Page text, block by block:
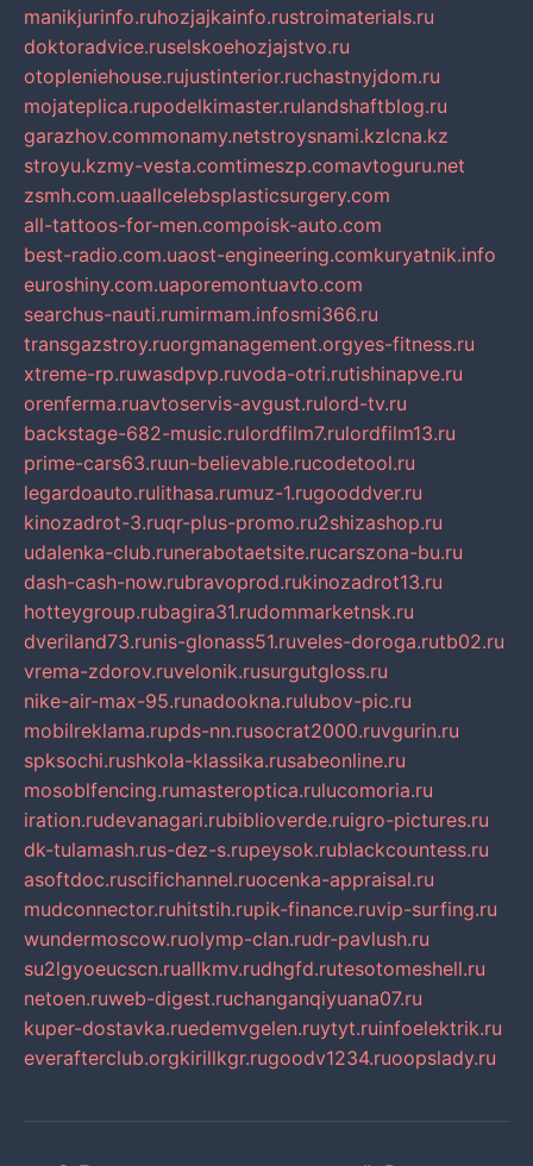
manikjurinfo.ruhozjajkainfo.rustroimaterials.ru
doktoradvice.ruselskoehozjajstvo.ru
otopleniehouse.rujustinterior.ruchastnyjdom.ru
mojateplica.rupodelkimaster.rulandshaftblog.ru
garazhov.commonamy.netstroysnami.kzlcna.kz
stroyu.kzmy-vesta.comtimeszp.comavtoguru.net
zsmh.com.uaallcelebsplasticsurgery.com
all-tattoos-for-men.compoisk-auto.com
best-radio.com.uaost-engineering.comkuryatnik.info
euroshiny.com.uaporemontuavto.com
searchus-nauti.rumirmam.infosmi366.ru
transgazstroy.ruorgmanagement.orgyes-fitness.ru
xtreme-rp.ruwasdpvp.ruvoda-otri.rutishinapve.ru
orenferma.ruavtoservis-avgust.rulord-tv.ru
backstage-682-music.rulordfilm7.rulordfilm13.ru
prime-cars63.ruun-believable.rucodetool.ru
legardoauto.rulithasa.rumuz-1.rugooddver.ru
kinozadrot-3.ruqr-plus-promo.ru2shizashop.ru
udalenka-club.runerabotaetsite.rucarszona-bu.ru
dash-cash-now.rubravoprod.rukinozadrot13.ru
hotteygroup.rubagira31.rudommarketnsk.ru
dveriland73.runis-glonass51.ruveles-doroga.rutb02.ru
vrema-zdorov.ruvelonik.rusurgutgloss.ru
nike-air-max-95.runadookna.rulubov-pic.ru
mobilreklama.rupds-nn.rusocrat2000.ruvgurin.ru
spksochi.rushkola-klassika.rusabeonline.ru
mosoblfencing.rumasteroptica.rulucomoria.ru
iration.rudevanagari.rubiblioverde.ruigro-pictures.ru
dk-tulamash.rus-dez-s.rupeysok.rublackcountess.ru
asoftdoc.ruscifichannel.ruocenka-appraisal.ru
mudconnector.ruhitstih.rupik-finance.ruvip-surfing.ru
wundermoscow.ruolymp-clan.rudr-pavlush.ru
su2lgyoeucscn.ruallkmv.rudhgfd.rutesotomeshell.ru
netoen.ruweb-digest.ruchanganqiyuana07.ru
kuper-dostavka.ruedemvgelen.ruytyt.ruinfoelektrik.ru
everafterclub.orgkirillkgr.rugoodv1234.ruoopslady.ru